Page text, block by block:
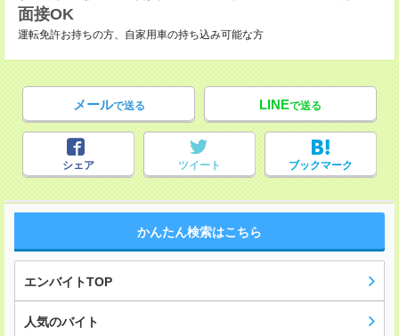
面接OK
運転免許お持ちの方、自家用車の持ち込み可能な方
メールで送る LINEで送る
シェア ツイート ブックマーク
かんたん検索はこちら
エンバイトTOP
人気のバイト